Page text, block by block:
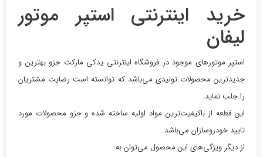
خرید اینترنتی استپر موتور
لیفان
استپر موتورهای موجود در فروشگاه اینترنتی یدکی مارکت جزو بهترین و
جدیدترین محصولات تولیدی می‌باشد که توانسته است رضایت مشتریان
را جلب نماید.
این قطعه از باکیفیت‌ترین مواد اولیه ساخته شده و جزو محصولات مورد
تایید خودروسازان می‌باشد.
از دیگر ویژگی‌های این محصول می‌توان به: